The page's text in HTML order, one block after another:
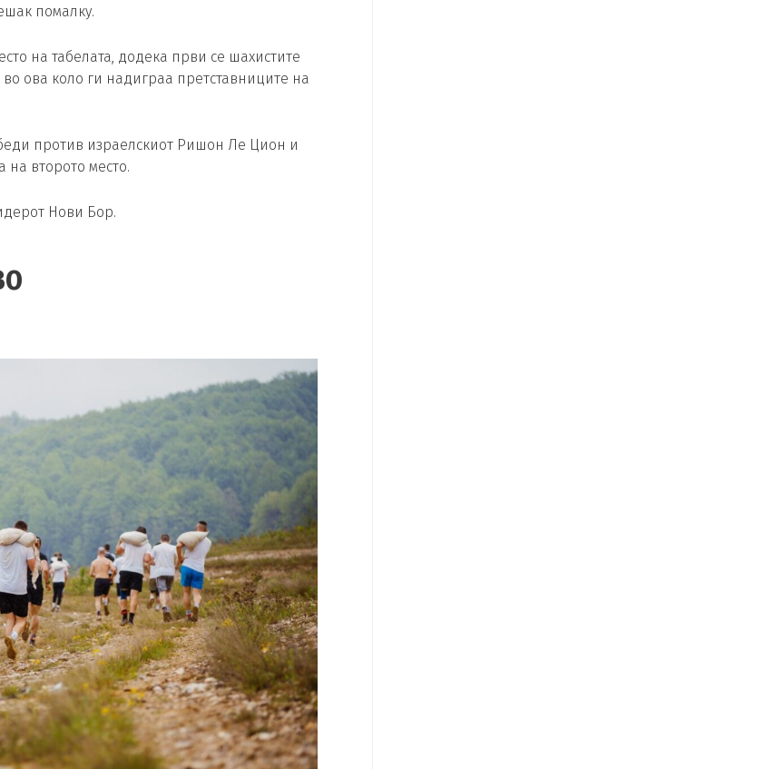
помалку.
на табелата, додека први се шахистите
ова коло ги надиграа претставниците на
против израелскиот Ришон Ле Цион и
на второто место.
Нови Бор.